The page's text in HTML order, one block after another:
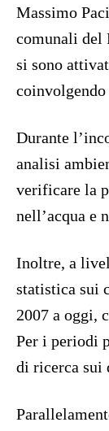
Massimo
comunali del
si sono
Durante
analisi
verificare la
nell’acqua e
Inoltre, a
statistica sui
2007 a oggi,
Per i periodi
di ricerca sui